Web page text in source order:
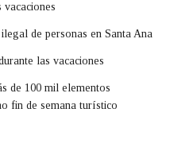
vacaciones
de personas en Santa Ana
las vacaciones
de 100 mil elementos
fin de semana turístico